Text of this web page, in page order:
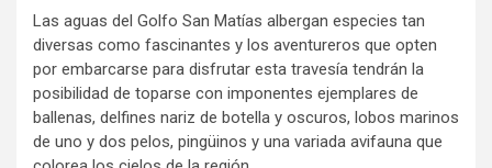
Las aguas del Golfo San Matías albergan especies tan
diversas como fascinantes y los aventureros que opten
por embarcarse para disfrutar esta travesía tendrán la
posibilidad de toparse con imponentes ejemplares de
ballenas, delfines nariz de botella y oscuros, lobos marinos
de uno y dos pelos, pingüinos y una variada avifauna que